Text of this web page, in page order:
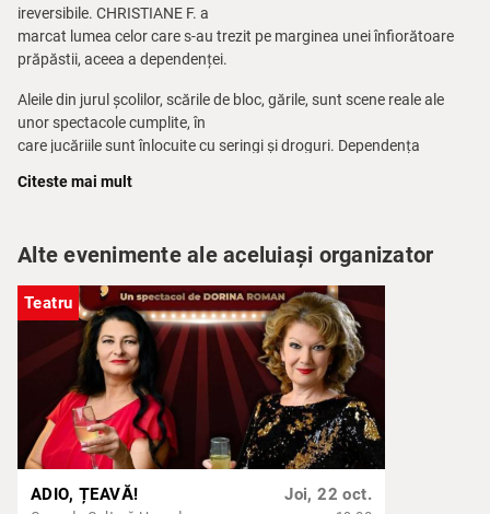
ireversibile. CHRISTIANE F. a
marcat lumea celor care s-au trezit pe marginea unei înfiorătoare
prăpăstii, aceea a dependenței.
Aleile din jurul școlilor, scările de bloc, gările, sunt scene reale ale
unor spectacole cumplite, în
care jucăriile sunt înlocuite cu seringi și droguri. Dependența
odată cu ea mii de părinți, află ce se întămplă în sufletul și viața
părinților lor. Un one woman
show despre iubire, adicție și vindecare, o dramatizare semnată
Maria LELEA, care este și
protagonista spectacolului. Un act artistic realizat sub îndrumarea
Claudiei DOMNICAR și
asistat de Mariana CĂMĂRĂȘAN, spectacol dedicat celor care
cunosc valoarea speranței de a
ieși la lumină din întuneric.
după romanul autobiografic al CHRISTIANEI F: NOI, COPIII DIN
Citeste mai mult
Alte evenimente ale aceluiași organizator
Teatru
ADIO, ȚEAVĂ! Joi, 22 oct.